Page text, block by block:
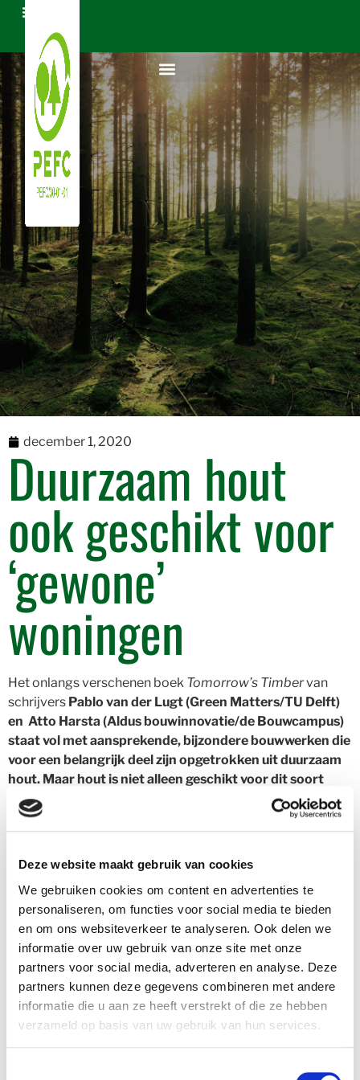
Deze website maakt gebruik van cookies
We gebruiken cookies om content en advertenties te
personaliseren, om functies voor social media te bieden
en om ons websiteverkeer te analyseren. Ook delen we
informatie over uw gebruik van onze site met onze
partners voor social media, adverteren en analyse. Deze
partners kunnen deze gegevens combineren met andere
informatie die u aan ze heeft verstrekt of die ze hebben
verzameld op basis van uw gebruik van hun services.
december 1, 2020
Duurzaam hout
ook geschikt voor
‘gewone’
woningen
Het onlangs verschenen boek Tomorrow’s Timbervan
schrijvers Pablo van der Lugt(Green Matters/TU Delft)
en Atto Harsta (Aldus bouwinnovatie/de Bouwcampus)
staat vol met aansprekende, bijzondere bouwwerken die
voor een belangrijk deel zijn opgetrokken uit duurzaam
hout. Maar hout is niet alleen geschikt voor dit soort
prestigieuze bouwprojecten, zo bewijst The Rye by
Tikari Works in Londen. Dit normale woongebouw met
tien appartementen heeft dankzij het veelvuldig gebruik
toch een bijzondere uitstraling. Het is dan ook geen een
verrassing dat The Rye de Gold Wood Award 2020 heeft
ontvangen.Tikari Works is zowel verantwoordelijk voor
het ontwerp als voor de uitvoering van het bouwproject in
de Engelse hoofdstad. Alle binnenmuren en trappen in
Ryezijn gemaakt van CLT waardoor de appartementen
een bijzondere, authentieke uitstraling hebben. Bijkomend
voordeel: met CLT konden de woningen heel snel worden
gebouwd. Daarnaast is het gebruik van dit soort
bouwmateriaal ook nog eens goed voor het milieu. Op de